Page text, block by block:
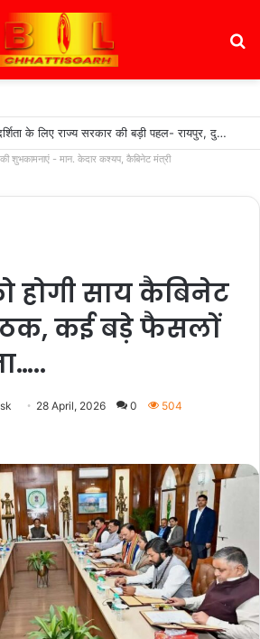
पीडीएस प्रणाली में पारदर्शिता के लिए राज्य सरकार की बड़ी पहल- रायपुर, दुर्ग और बिलासपुर में तीन ‘अन्नपूर्ति ग्रेन एटीएम‘ का शुभारंभ…
शुभकामनाएं - मान. केदार कश्यप, कैबिनेट मंत्री
होगी साय कैबिनेट
कई बड़े फैसलों
28 April, 2026 0 504